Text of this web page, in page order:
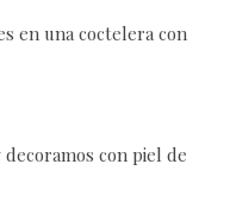
en una coctelera con
con piel de